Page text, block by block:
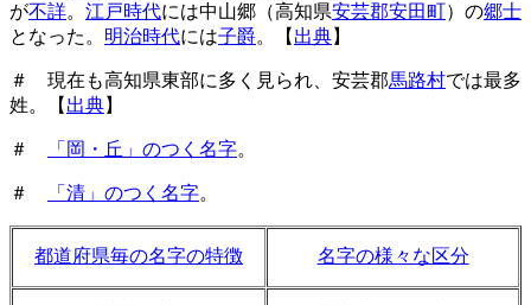
が不詳。 江戸時代には中山郷（高知県安芸郡安田町）の郷士
となった。 明治時代には子爵。【 出典】
＃ 現在も高知県東部に多く見られ、安芸郡馬路村では最多
姓。【 出典】
＃ 「岡・丘」のつく名字。
＃ 「清」のつく名字。
都道府県毎の名字の特徴 名字の様々な区分